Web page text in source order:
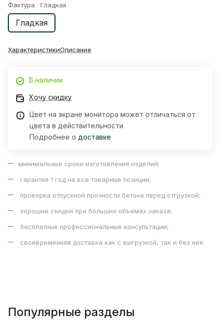
Фактура : Гладкая
Гладкая
ХарактеристикиОписание
В наличии
Хочу скидку
Цвет на экране монитора может отличаться от
цвета в действительности
Подробнее о доставке
минимальные сроки изготовления изделий;
гарантия 1 год на все товарные позиции;
проверка отпускной прочности бетона перед отгрузкой;
хорошие скидки при больших объёмах заказа;
бесплатные профессиональные консультации;
своевременная доставка как с выгрузкой, так и без неё.
Популярные разделы